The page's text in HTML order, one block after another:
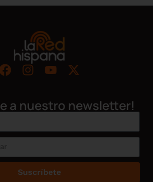
a nuestro newsletter!
Suscríbete